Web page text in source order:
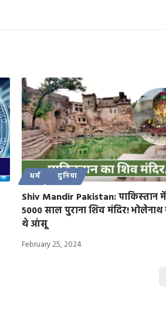
धर्म दुनिया
Shiv Mandir Pakistan: पाकिस्‍तान
5000 साल पुराना शिव मंदिर! भोलेनाथ
थे आंसू
February 25, 2024